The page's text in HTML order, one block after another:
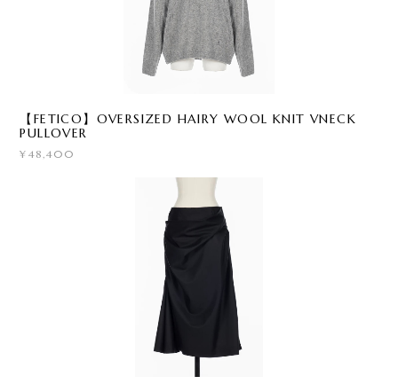
【FETICO】OVERSIZED HAIRY WOOL KNIT VNECK
PULLOVER
¥48,400